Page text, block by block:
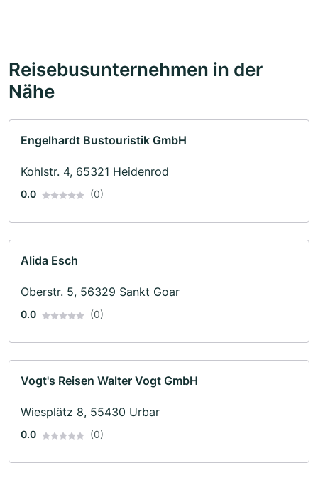
Reisebusunternehmen in der
Nähe
Engelhardt Bustouristik GmbH
Kohlstr. 4, 65321 Heidenrod
0.0 (0)
Alida Esch
Oberstr. 5, 56329 Sankt Goar
0.0 (0)
Vogt's Reisen Walter Vogt GmbH
Wiesplätz 8, 55430 Urbar
0.0 (0)